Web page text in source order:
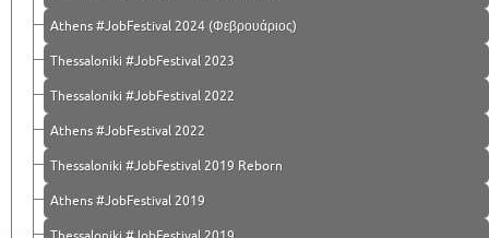
Athens #JobFestival 2024 (Φεβρουάριος)
Thessaloniki #JobFestival 2023
Thessaloniki #JobFestival 2022
Athens #JobFestival 2022
Thessaloniki #JobFestival 2019 Reborn
Athens #JobFestival 2019